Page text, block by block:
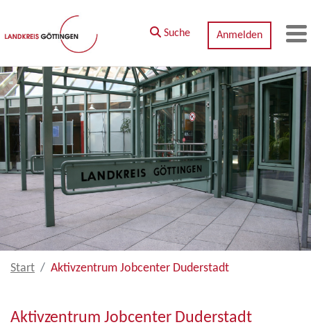
Zum Hauptinhalt springen
Suche Anmelden
Start Aktivzentrum Jobcenter Duderstadt
Aktivzentrum Jobcenter Duderstadt